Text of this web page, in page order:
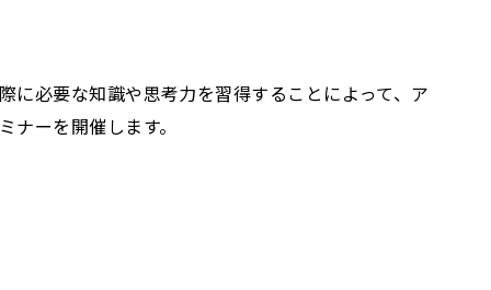
必要な知識や思考力を習得することによって、ア
ーを開催します。